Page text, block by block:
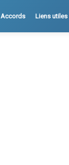
Accords Liens utiles